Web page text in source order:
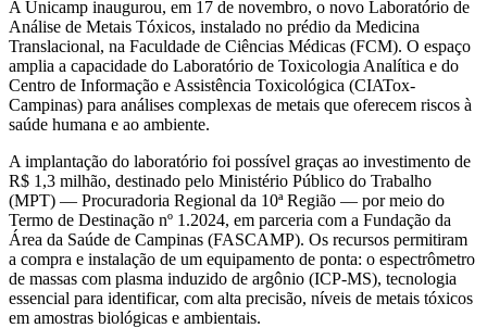
A Unicamp inaugurou, em 17 de novembro, o novo Laboratório de
Análise de Metais Tóxicos, instalado no prédio da Medicina
Translacional, na Faculdade de Ciências Médicas (FCM). O espaço
amplia a capacidade do Laboratório de Toxicologia Analítica e do
Centro de Informação e Assistência Toxicológica (CIATox-
Campinas) para análises complexas de metais que oferecem riscos à
saúde humana e ao ambiente.
A implantação do laboratório foi possível graças ao investimento de
R$ 1,3 milhão, destinado pelo Ministério Público do Trabalho
(MPT) — Procuradoria Regional da 10ª Região — por meio do
Termo de Destinação nº 1.2024, em parceria com a Fundação da
Área da Saúde de Campinas (FASCAMP). Os recursos permitiram
a compra e instalação de um equipamento de ponta: o espectrômetro
de massas com plasma induzido de argônio (ICP-MS), tecnologia
essencial para identificar, com alta precisão, níveis de metais tóxicos
em amostras biológicas e ambientais.